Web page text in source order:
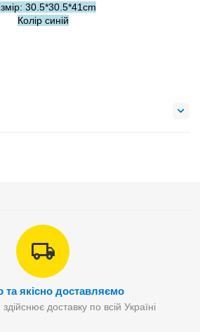
30.5*30.5*41cm
Колір синій
якісно доставляємо
доставку по всій Україні